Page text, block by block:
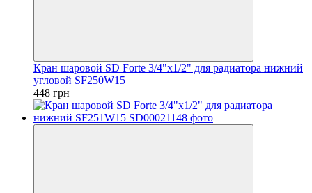
Кран шаровой SD Forte 3/4"х1/2" для радиатора нижний
угловой SF250W15
448 грн